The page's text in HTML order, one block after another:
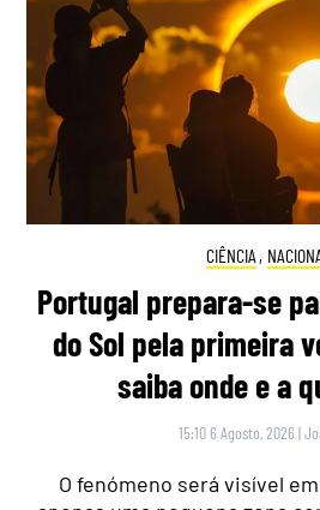
CIÊNCIA ,
Portugal prepara-se
do Sol pela primeira
saiba onde e a
15:10 6 Agosto, 2026 |
O fenómeno será visível